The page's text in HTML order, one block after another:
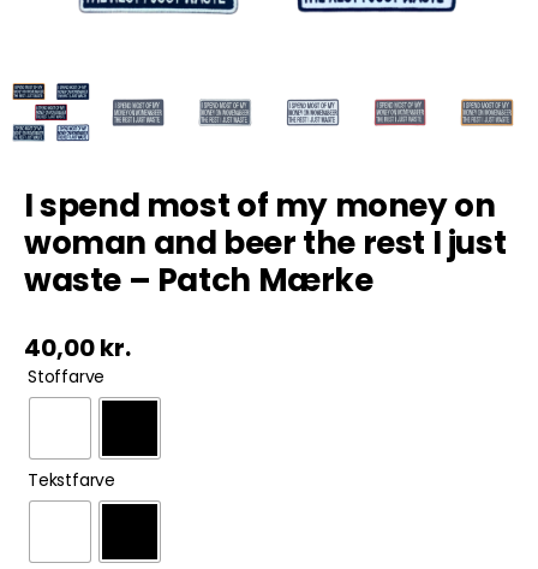
ØL & Spiritus
Tøj & Andre Varer
I spend most of my money on
woman and beer the rest I just
waste – Patch Mærke
40,00kr.
Stoffarve
Tekstfarve